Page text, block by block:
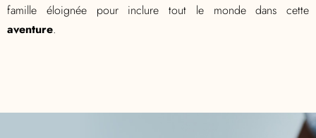
famille éloignée pour inclure tout le monde dans cette
aventure.